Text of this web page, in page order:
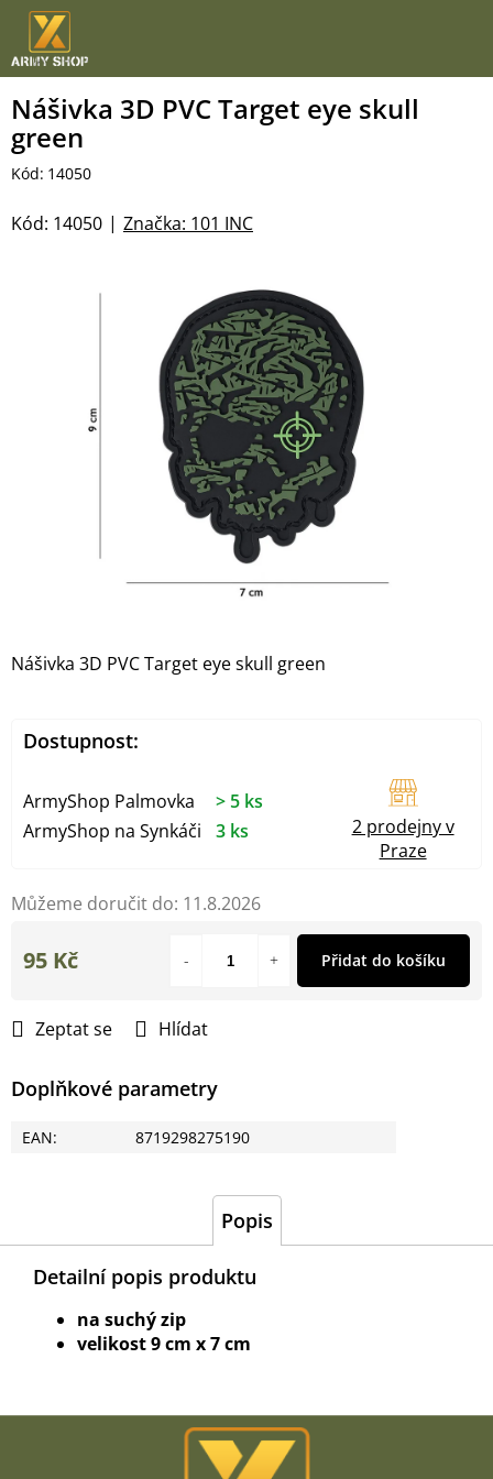
Přejít
obsah
Nášivka 3D PVC Target eye skull
green
Kód: 14050
Značka: 101 INC
Kód: 14050
Můžeme doručit do: 11.8.2026
Nášivka 3D PVC Target eye skull green
Zeptat se Hlídat
Doplňkové parametry
EAN: 8719298275190
95 Kč Přidat do košíku
Dostupnost:
ArmyShop Palmovka
> 5 ks
ArmyShop na Synkáči
3 ks
2 prodejny v
Praze
Popis
Detailní popis produktu
na suchý zip
velikost 9 cm x 7 cm
Z